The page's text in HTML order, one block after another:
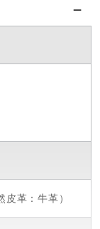
革：牛革）